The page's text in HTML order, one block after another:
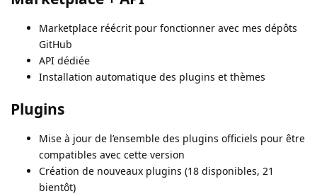
Marketplace réécrit pour fonctionner avec mes dépôts
GitHub
API dédiée
Installation automatique des plugins et thèmes
Plugins
Mise à jour de l’ensemble des plugins officiels pour être
compatibles avec cette version
Création de nouveaux plugins (18 disponibles, 21
bientôt)